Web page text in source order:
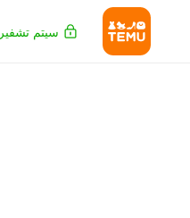
سيتم تشفير